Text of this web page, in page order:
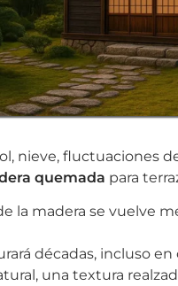
nieve, fluctuaciones
quemada para
la madera se vuelve
décadas, incluso
una textura